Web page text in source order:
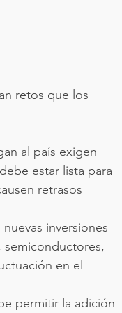
retos que los
al país exigen
estar lista para
retrasos
inversiones
en el
permitir la adición